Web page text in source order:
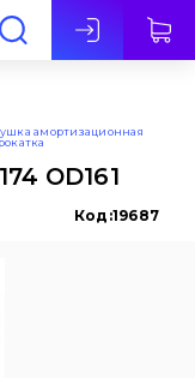
амортизационная
OD161
Код:19687